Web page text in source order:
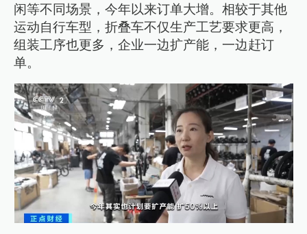
闲等不同场景，今年以来订单大增。相较于其他
运动自行车型，折叠车不仅生产工艺要求更高，
组装工序也更多，企业一边扩产能，一边赶订
单。